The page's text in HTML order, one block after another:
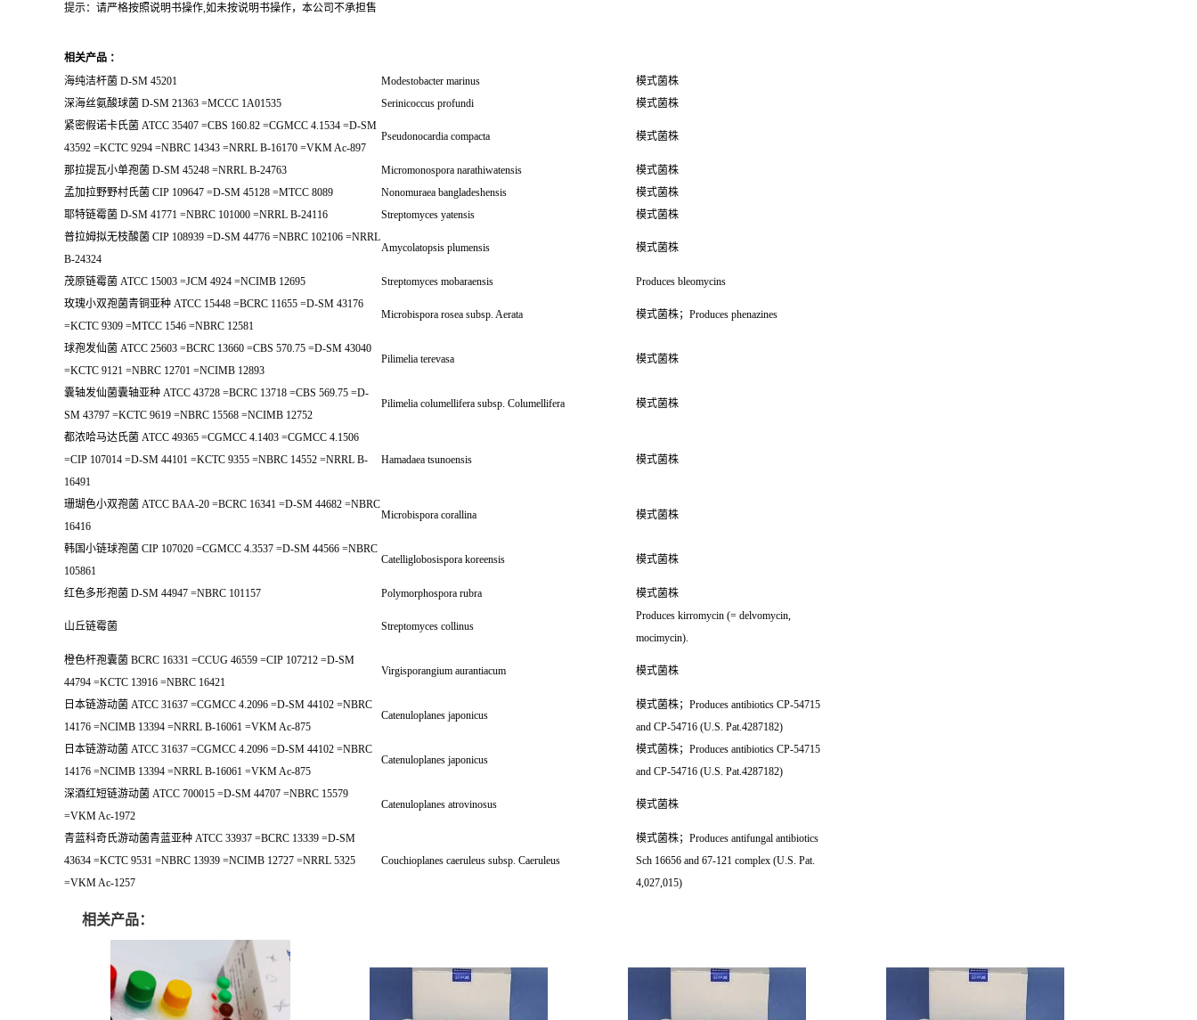
提示：请严格按照说明书操作,如未按说明书操作，本公司不承担售
相关产品 ：
海纯洁杆菌 D-SM 45201
Modestobacter marinus
模式菌株
深海丝氨酸球菌 D-SM 21363 =MCCC 1A01535
Serinicoccus profundi
模式菌株
紧密假诺卡氏菌 ATCC 35407 =CBS 160.82 =CGMCC 4.1534 =D-SM
43592 =KCTC 9294 =NBRC 14343 =NRRL B-16170 =VKM Ac-897
Pseudonocardia compacta 模式菌株
那拉提瓦小单孢菌 D-SM 45248 =NRRL B-24763 Micromonospora narathiwatensis
模式菌株
孟加拉野野村氏菌 CIP 109647 =D-SM 45128 =MTCC 8089
Nonomuraea bangladeshensis
模式菌株
耶特链霉菌 D-SM 41771 =NBRC 101000 =NRRL B-24116
Streptomyces yatensis
模式菌株
普拉姆拟无枝酸菌 CIP 108939 =D-SM 44776 =NBRC 102106 =NRRL
B-24324
Amycolatopsis plumensis 模式菌株
茂原链霉菌 ATCC 15003 =JCM 4924 =NCIMB 12695 Streptomyces mobaraensis
Produces bleomycins
玫瑰小双孢菌青铜亚种 ATCC 15448 =BCRC 11655 =D-SM 43176
=KCTC 9309 =MTCC 1546 =NBRC 12581
Microbispora rosea subsp. Aerata 模式菌株；Produces phenazines
球孢发仙菌 ATCC 25603 =BCRC 13660 =CBS 570.75 =D-SM 43040
=KCTC 9121 =NBRC 12701 =NCIMB 12893
Pilimelia terevasa 模式菌株
囊轴发仙菌囊轴亚种 ATCC 43728 =BCRC 13718 =CBS 569.75 =D-
SM 43797 =KCTC 9619 =NBRC 15568 =NCIMB 12752
Pilimelia columellifera subsp. Columellifera 模式菌株
都浓哈马达氏菌 ATCC 49365 =CGMCC 4.1403 =CGMCC 4.1506
=CIP 107014 =D-SM 44101 =KCTC 9355 =NBRC 14552 =NRRL B-
16491
Hamadaea tsunoensis 模式菌株
珊瑚色小双孢菌 ATCC BAA-20 =BCRC 16341 =D-SM 44682 =NBRC
16416
Microbispora corallina 模式菌株
韩国小链球孢菌 CIP 107020 =CGMCC 4.3537 =D-SM 44566 =NBRC
105861
Catelliglobosispora koreensis 模式菌株
红色多形孢菌 D-SM 44947 =NBRC 101157 Polymorphospora rubra 模式菌株
山丘链霉菌 Streptomyces collinus
Produces kirromycin (= delvomycin,
mocimycin).
橙色杆孢囊菌 BCRC 16331 =CCUG 46559 =CIP 107212 =D-SM
44794 =KCTC 13916 =NBRC 16421
Virgisporangium aurantiacum 模式菌株
日本链游动菌 ATCC 31637 =CGMCC 4.2096 =D-SM 44102 =NBRC
14176 =NCIMB 13394 =NRRL B-16061 =VKM Ac-875
Catenuloplanes japonicus
模式菌株；Produces antibiotics CP-54715
and CP-54716 (U.S. Pat.4287182)
日本链游动菌 ATCC 31637 =CGMCC 4.2096 =D-SM 44102 =NBRC
14176 =NCIMB 13394 =NRRL B-16061 =VKM Ac-875
Catenuloplanes japonicus
模式菌株；Produces antibiotics CP-54715
and CP-54716 (U.S. Pat.4287182)
深酒红短链游动菌 ATCC 700015 =D-SM 44707 =NBRC 15579
=VKM Ac-1972
Catenuloplanes atrovinosus 模式菌株
青蓝科奇氏游动菌青蓝亚种 ATCC 33937 =BCRC 13339 =D-SM
43634 =KCTC 9531 =NBRC 13939 =NCIMB 12727 =NRRL 5325
=VKM Ac-1257
Couchioplanes caeruleus subsp. Caeruleus
模式菌株；Produces antifungal antibiotics
Sch 16656 and 67-121 complex (U.S. Pat.
4,027,015)
相关产品：